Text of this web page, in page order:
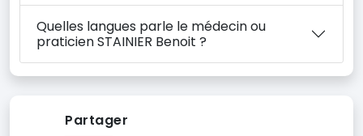
Quelles langues parle le médecin ou
praticien STAINIER Benoit ?
Partager